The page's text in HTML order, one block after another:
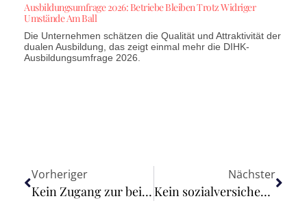
Ausbildungsumfrage 2026: Betriebe Bleiben Trotz Widriger
Umstände Am Ball
Die Unternehmen schätzen die Qualität und Attraktivität der
dualen Ausbildung, das zeigt einmal mehr die DIHK-
Ausbildungsumfrage 2026.
Vorheriger
Kein Zugang zur beitragsfreien Familienversicherung über kurzzeitigen Bezug einer Teilrente
Nächster
Kein sozialversicherungsrechtliches „Out-Sourcing“ von Piloten bei Eingliederung in die Betriebsorganisation von Ryanair